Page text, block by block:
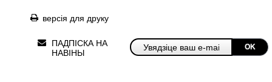
версія для друку
ПАДПІСКА НА
НАВІНЫ
OK